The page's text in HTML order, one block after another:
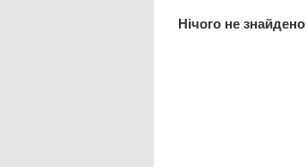
Нiчого не знайдено